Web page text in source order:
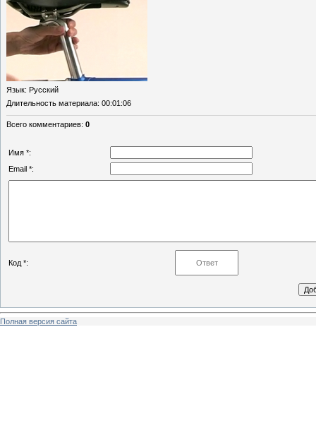
Язык: Русский
Длительность материала: 00:01:06
Всего комментариев: 0
Имя *:
Email *:
Код *:
Полная версия сайта